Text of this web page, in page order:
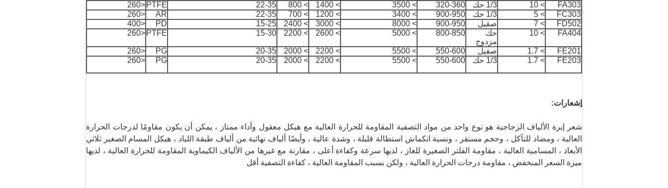
FA303
> 10 1/3 حك 320-360
> 3500
> 1400
> 800
22-35
PTFE
<260
FC303
> 5 1/3 حك 900-950
> 3400
> 1200
> 700
22-35
AR
<260
FD502
> 7 صقيل 900-950
> 8000
> 3000
> 2400
15-25
PD
<400
FA404
> 10
حك
مزدوج
800-850
> 5000
> 2600
> 2200
15-30
PTFE
<260
FE201
> 1.7 صقيل 550-600
> 5500
> 2200
> 2000
20-35
PG
<260
FE203
> 1.7 1/3 حك 550-600
> 5500
> 2200
> 2000
20-35
PG
<260
إشعارات:
شعر إبرة الألياف الزجاجية هو نوع واحد من مواد التصفية المقاومة للحرارة العالية مع هيكل معقول وأداء ممتاز ، يمكن أن يكون مقاومًا لدرجات الحرارة
العالية ، ومضاد للتآكل ، وحجم مستقر ، ونسبة انكماش استطالة قليلة ، وشدة عالية ، وأيضًا ألياف نهائية من ألياف طبقة اللباد ، هيكل المسام الصغير ثلاثي
الأبعاد ، المسامية العالية ، مقاومة الفلتر الصغيرة للغاز ، لديها سرعة وكفاءة أعلى ، مقارنة مع غيرها من الألياف الكيماوية المقاومة للحرارة العالية ، لديها
ميزة السعر المنخفض ، مقاومة درجات الحرارة العالية ، ولكن بسبب المقاومة العالية ، كفاءة التصفية أقل